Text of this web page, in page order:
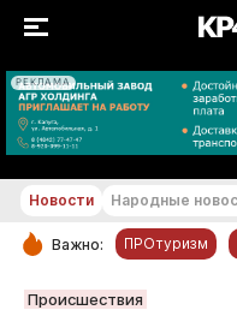
РЕКЛАМА
РУБРИКИ
Новости Народные
Важно: ПРОтуризм
Происшествия